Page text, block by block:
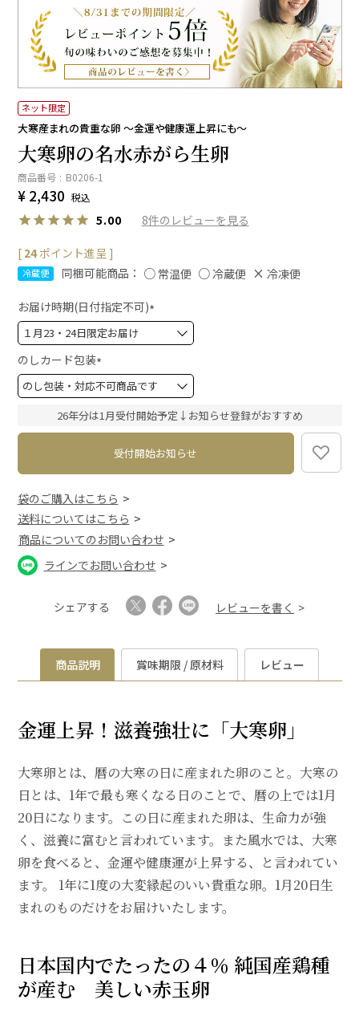
ネット限定
大寒産まれの貴重な卵 ～金運や健康運上昇にも～
大寒卵の名水赤がら生卵
商品番号 B0206-1
¥ 2,430 税込
5.00 8
[ 24ポイント進呈 ]
冷蔵便 同梱可能商品： 常温便 冷蔵便 冷凍便
お届け時期(日付指定不可)
(
必
)
のしカード包装
(
必
須
26年分は1月受付開始予定↓お知らせ登録がおすすめ
受付開始お知らせ
袋のご購入はこちら
送料についてはこちら
商品についてのお問い合わせ
ラインでお問い合わせ
シェアする レビューを書く
商品説明 賞味期限 / 原材料 レビュー
金運上昇！滋養強壮に「大寒卵」
大寒卵とは、暦の大寒の日に産まれた卵のこと。大寒の
日とは、1年で最も寒くなる日のことで、暦の上では1月
20日になります。この日に産まれた卵は、生命力が強
く、滋養に富むと言われています。また風水では、大寒
卵を食べると、金運や健康運が上昇する、と言われてい
ます。 1年に1度の大変縁起のいい貴重な卵。1月20日生
まれのものだけをお届けいたします。
日本国内でたったの４％ 純国産鶏種
が産む 美しい赤玉卵